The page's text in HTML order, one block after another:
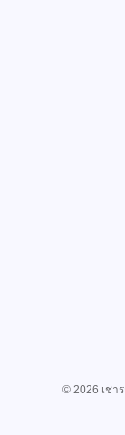
© 2026 เช่า